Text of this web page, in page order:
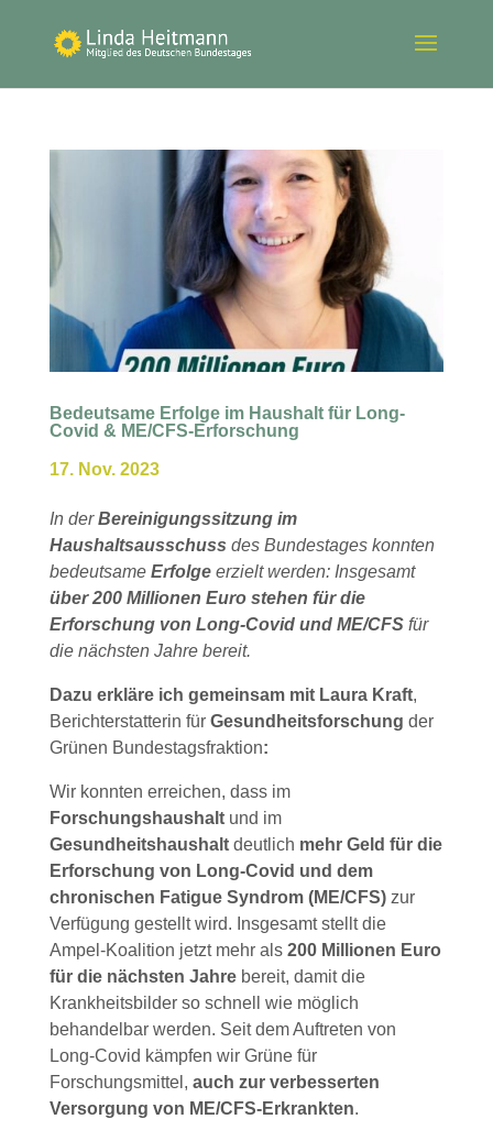
Bedeutsame Erfolge im Haushalt für Long-
Covid & ME/CFS-Erforschung
17. Nov. 2023
In derBereinigungssitzung im
Haushaltsausschuss des Bundestages konnten
bedeutsame Erfolgeerzielt werden: Insgesamt
über 200 Millionen Euro stehen für die
Erforschung von Long-Covid und ME/CFSfür
die nächsten Jahre bereit.
Dazu erkläre ich gemeinsam mit Laura Kraft,
Berichterstatterin für Gesundheitsforschung der
Grünen Bundestagsfraktion:
‌Wir konnten erreichen, dass im
Forschungshaushalt und im
Gesundheitshaushalt deutlich mehr Geld für die
Erforschung von Long-Covid und dem
chronischen Fatigue Syndrom (ME/CFS)zur
Verfügung gestellt wird. Insgesamt stellt die
Ampel-Koalition jetzt mehr als 200 Millionen Euro
für die nächsten Jahre bereit, damit die
Krankheitsbilder so schnell wie möglich
behandelbar werden. Seit dem Auftreten von
Long-Covid kämpfen wir Grüne für
Forschungsmittel, auch zur verbesserten
Versorgung von ME/CFS-Erkrankten.